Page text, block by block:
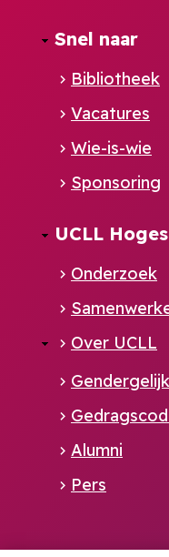
Footer
NL
Snel naar
Bibliotheek
Vacatures
Wie-is-wie
Sponsoring
UCLL
Onderzoek
Over UCLL
Alumni
Pers